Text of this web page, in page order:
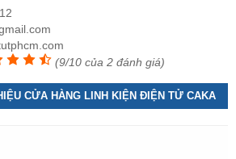
(9/10 của 2 đánh giá)
CỬA HÀNG LINH KIỆN ĐIỆN TỬ CAKA